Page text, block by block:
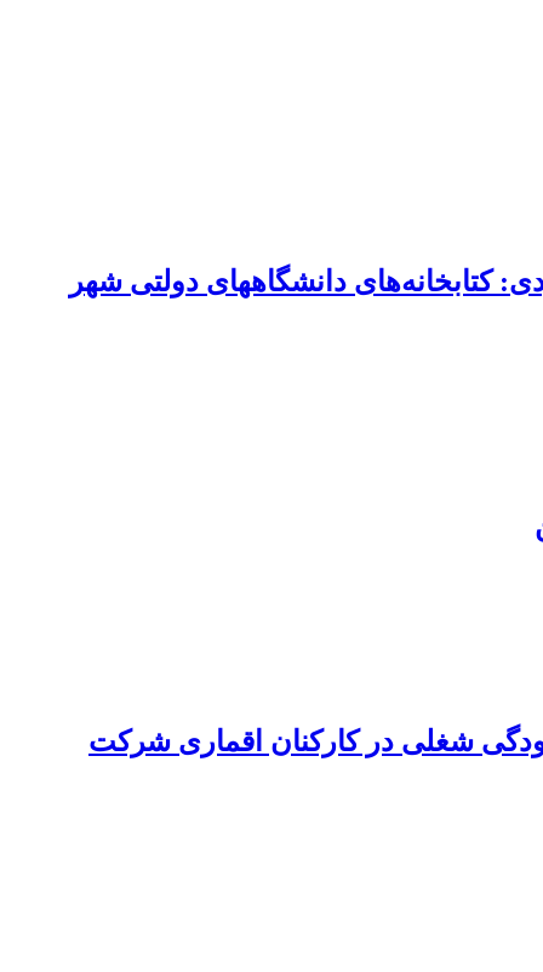
کتابخانه‌های دانشگاههای دولتی شهر
شغلی در کارکنان اقماری شرکت